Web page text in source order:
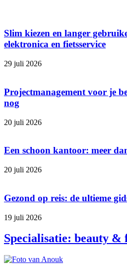
Slim kiezen en langer
elektronica en fietsservice
29 juli 2026
Projectmanagement voor je
nog
20 juli 2026
Een schoon kantoor: meer
20 juli 2026
Gezond op reis: de ultieme
19 juli 2026
Specialisatie: beauty &